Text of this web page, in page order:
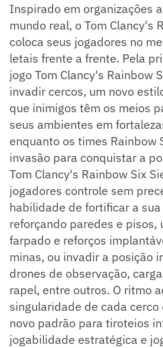
Inspirado em organizações
mundo real, o Tom Clancy's
coloca seus jogadores no
letais frente a frente. Pela
jogo Tom Clancy's Rainbow
invadir cercos, um novo
que inimigos têm os meios
seus ambientes em
enquanto os times Rainbow
invasão para conquistar a
Tom Clancy's Rainbow Six
jogadores controle sem
habilidade de fortificar a
reforçando paredes e pisos,
farpado e reforços
minas, ou invadir a posição
drones de observação,
rapel, entre outros. O ritmo
singularidade de cada
novo padrão para tiroteios
jogabilidade estratégica e